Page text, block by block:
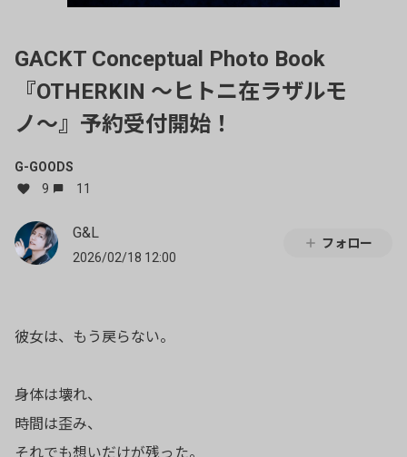
GACKT Conceptual Photo Book
『OTHERKIN 〜ヒトニ在ラザルモ
ノ〜』予約受付開始！
G-GOODS
9
11
G&L
2026/02/18 12:00
フォロー
彼女は、もう戻らない。
身体は壊れ、
時間は歪み、
それでも想いだけが残った。